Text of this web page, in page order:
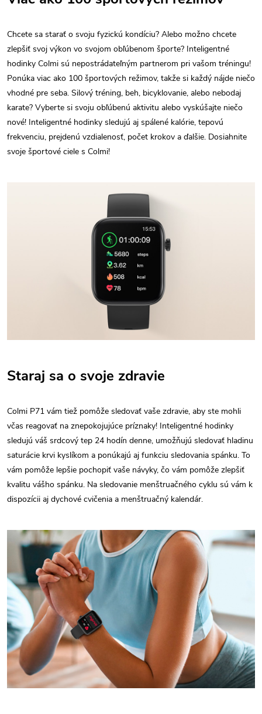
Chcete sa starať o svoju fyzickú kondíciu? Alebo možno chcete
zlepšiť svoj výkon vo svojom obľúbenom športe? Inteligentné
hodinky Colmi sú nepostrádateľným partnerom pri vašom tréningu!
Ponúka viac ako 100 športových režimov, takže si každý nájde niečo
vhodné pre seba. Silový tréning, beh, bicyklovanie, alebo nebodaj
karate? Vyberte si svoju obľúbenú aktivitu alebo vyskúšajte niečo
nové! Inteligentné hodinky sledujú aj spálené kalórie, tepovú
frekvenciu, prejdenú vzdialenosť, počet krokov a ďalšie. Dosiahnite
svoje športové ciele s Colmi!
Staraj sa o svoje zdravie
Colmi P71 vám tiež pomôže sledovať vaše zdravie, aby ste mohli
včas reagovať na znepokojujúce príznaky! Inteligentné hodinky
sledujú váš srdcový tep 24 hodín denne, umožňujú sledovať hladinu
saturácie krvi kyslíkom a ponúkajú aj funkciu sledovania spánku. To
vám pomôže lepšie pochopiť vaše návyky, čo vám pomôže zlepšiť
kvalitu vášho spánku. Na sledovanie menštruačného cyklu sú vám k
dispozícii aj dychové cvičenia a menštruačný kalendár.